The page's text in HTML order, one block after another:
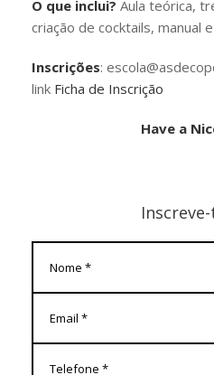
O que inclui? Aula teórica,
criação de cocktails, manual
Inscrições:
link Ficha de Inscrição
Have a